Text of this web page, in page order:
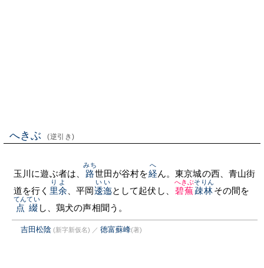
へきぶ (逆引き)
玉川に遊ぶ者は、 路
みち
世田が谷村を経
へ
ん。東京城の西、青山街
道を行く 里余
りよ
、平岡逶迤
いい
として起伏し、 碧蕪
へきぶ
疎林
そりん
その間を
点綴
てんてい
し、鶏犬の声相聞う。
吉田松陰 (新字新仮名) ／ 徳富蘇峰(著)